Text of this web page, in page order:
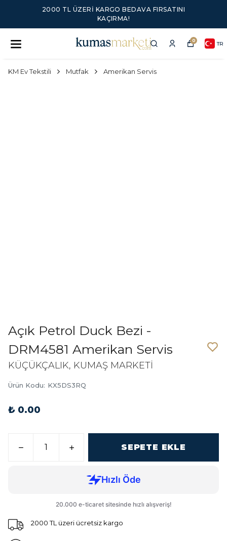
2000 TL ÜZERI KARGO BEDAVA FIRSATINI
KAÇIRMA!
0 TR
KM Ev Tekstili Mutfak Amerikan Servis
Açık Petrol Duck Bezi -
DRM4581 Amerikan Servis
KÜÇÜKÇALIK, KUMAŞ MARKETİ
Ürün Kodu: KX5DS3RQ
₺ 0.00
SEPETE EKLE
2000 TL üzeri ücretsiz kargo